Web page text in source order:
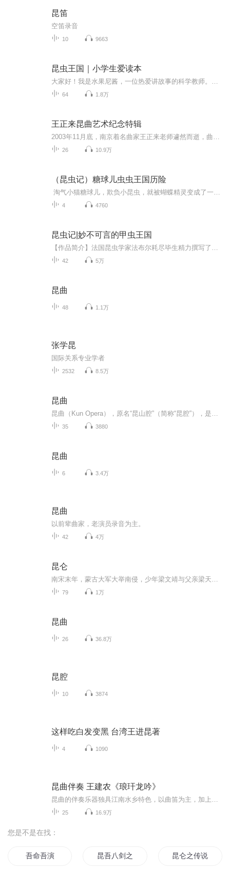
昆笛
空笛录音
10 9663
昆虫王国｜小学生爱读本
64 1.8万
王正来昆曲艺术纪念特辑
26 10.9万
（昆虫记）糖球儿虫虫王国历险
4 4760
昆虫记|妙不可言的甲虫王国
42 5万
昆曲
48 1.1万
张学昆
国际关系专业学者
2532 8.5万
昆曲
35 3880
昆曲
6 3.4万
昆曲
以前辈曲家，老演员录音为主。
42 4万
昆仑
79 1万
昆曲
26 36.8万
昆腔
10 3874
这样吃白发变黑 台湾王进昆著
4 1090
昆曲伴奏 王建农《琅玕龙吟》
25 16.9万
您是不是在找：
吾命吾演 昆吾八剑之万年危机 昆仑之传说